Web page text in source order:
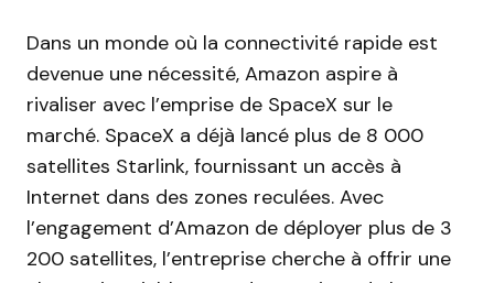
Dans un monde où la connectivité rapide est
devenue une nécessité, Amazon aspire à
rivaliser avec l’emprise de SpaceX sur le
marché. SpaceX a déjà lancé plus de 8 000
satellites Starlink, fournissant un accès à
Internet dans des zones reculées. Avec
l’engagement d’Amazon de déployer plus de 3
200 satellites, l’entreprise cherche à offrir une